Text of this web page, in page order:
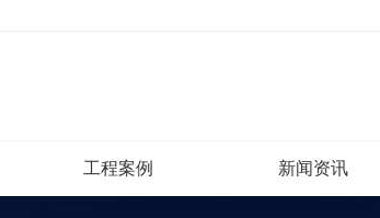
工程案例 新闻资讯